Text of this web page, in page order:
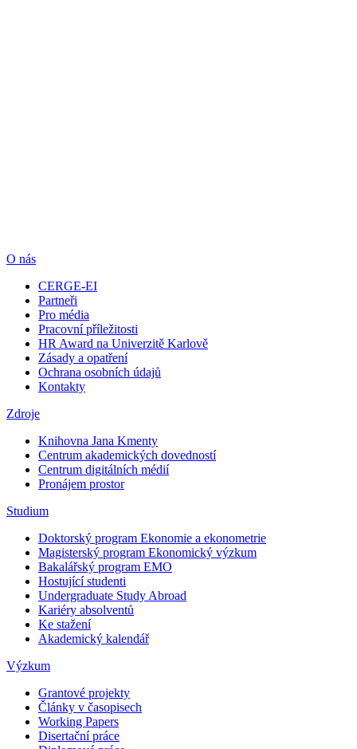
O nás
CERGE-EI
Partneři
Pro média
Pracovní příležitosti
HR Award na Univerzitě Karlově
Zásady a opatření
Ochrana osobních údajů
Kontakty
Zdroje
Knihovna Jana Kmenty
Centrum akademických dovedností
Centrum digitálních médií
Pronájem prostor
Studium
Doktorský program Ekonomie a ekonometrie
Magisterský program Ekonomický výzkum
Bakalářský program EMO
Hostující studenti
Undergraduate Study Abroad
Kariéry absolventů
Ke stažení
Akademický kalendář
Výzkum
Grantové projekty
Články v časopisech
Working Papers
Disertační práce